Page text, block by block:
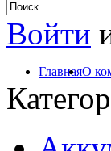
Войти
ГлавнаяО